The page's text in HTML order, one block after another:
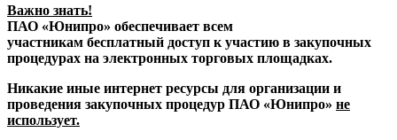
Важно знать!
ПАО «Юнипро» обеспечивает всем
участникам бесплатный доступ к участию в закупочных
процедурах на электронных торговых площадках.
Никакие иные интернет ресурсы для организации и
проведения закупочных процедур ПАО «Юнипро» не
использует.